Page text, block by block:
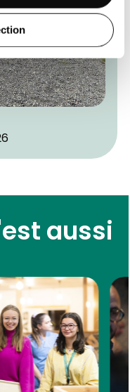
aussi